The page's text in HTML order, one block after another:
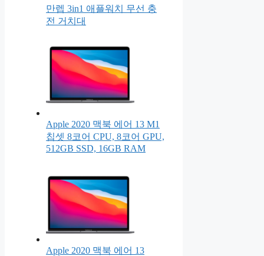
만렙 3in1 애플워치 무선 충
전 거치대
Apple 2020 맥북 에어 13 M1
칩셋 8코어 CPU, 8코어 GPU,
512GB SSD, 16GB RAM
Apple 2020 맥북 에어 13